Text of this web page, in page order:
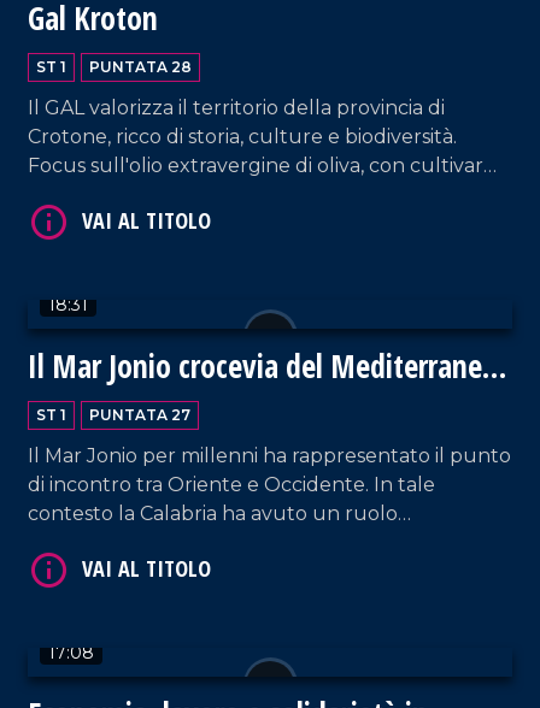
Gal Kroton
ST 1 PUNTATA 28
Il GAL valorizza il territorio della provincia di
Crotone, ricco di storia, culture e biodiversità.
Focus sull'olio extravergine di oliva, con cultivar
Pennulara, tra le migliori del Mediterraneo.
18:31
Il Mar Jonio crocevia del Mediterraneo,
tra storia, identità, sviluppo
ST 1 PUNTATA 27
Il Mar Jonio per millenni ha rappresentato il punto
di incontro tra Oriente e Occidente. In tale
contesto la Calabria ha avuto un ruolo
diverso, hanno costruito una civiltà jonica che
17:08
VAI AL TITOLO
VAI AL TITOLO